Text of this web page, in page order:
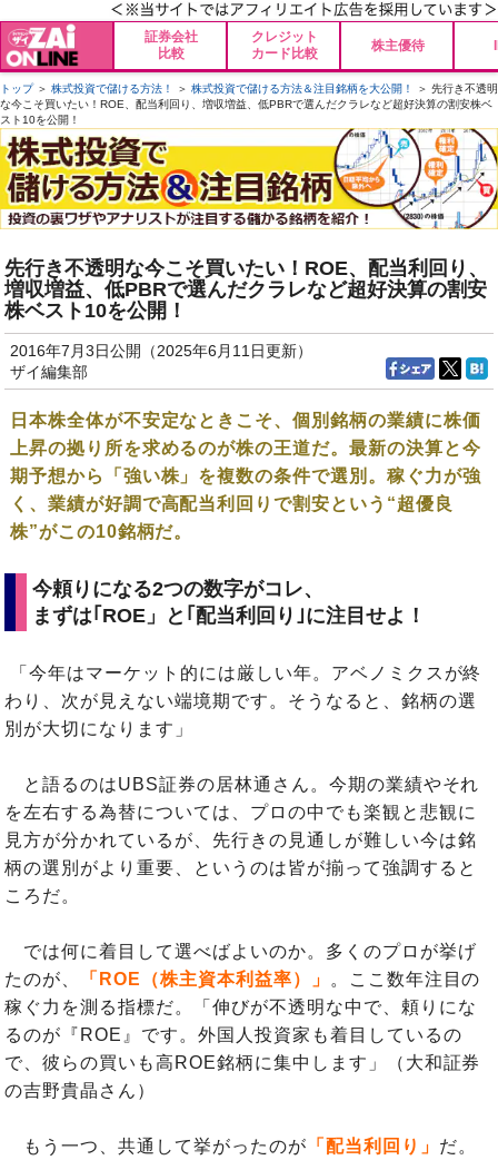
証券会社
比較
クレジット
カード比較
株主優待
トップ＞ 株式投資で儲ける方法！ ＞ 株式投資で儲ける方法＆注目銘柄を大公開！
＞ 先行き不透明
な今こそ買いたい！ROE、配当利回り、増収増益、低PBRで選んだクラレなど超好決算の割安株ベ
スト10を公開！
先行き不透明な今こそ買いたい！ROE、配当利回り、
増収増益、低PBRで選んだクラレなど超好決算の割安
株ベスト10を公開！
2016年7月3日公開（2025年6月11日更新）
ザイ編集部
日本株全体が不安定なときこそ、個別銘柄の業績に株価
上昇の拠り所を求めるのが株の王道だ。最新の決算と今
期予想から「強い株」を複数の条件で選別。稼ぐ力が強
く、業績が好調で高配当利回りで割安という“超優良
株”がこの10銘柄だ。
今頼りになる2つの数字がコレ、
まずは｢ROE」と｢配当利回り｣に注目せよ！
「今年はマーケット的には厳しい年。アベノミクスが終
わり、次が見えない端境期です。そうなると、銘柄の選
別が大切になります」
と語るのはUBS証券の居林通さん。今期の業績やそれ
を左右する為替については、プロの中でも楽観と悲観に
見方が分かれているが、先行きの見通しが難しい今は銘
柄の選別がより重要、というのは皆が揃って強調すると
ころだ。
では何に着目して選べばよいのか。多くのプロが挙げ
たのが、
「ROE（株主資本利益率）」
。ここ数年注目の
稼ぐ力を測る指標だ。「伸びが不透明な中で、頼りにな
るのが『ROE』です。外国人投資家も着目しているの
で、彼らの買いも高ROE銘柄に集中します」（大和証券
の吉野貴晶さん）
もう一つ、共通して挙がったのが 「配当利回り」 だ。